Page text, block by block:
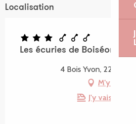
Localisation
Les écuries de Boiséon
4 Bois Yvon, 22710
M'y rendre
J'y vais en